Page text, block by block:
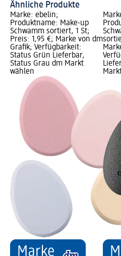
Ähnliche Produkte
Marke: ebelin;
Produktname: Make-up
Schwamm sortiert, 1 St;
Preis: 1,95 €; Marke von dm
Grafik; Verfügbarkeit:
Status Grün Lieferbar,
Status Grau dm Markt
wählen